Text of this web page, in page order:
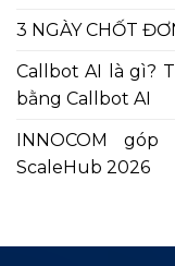
3 NGÀY CHỐT
Callbot AI là gì?
bằng Callbot AI
INNOCOM
ScaleHub 2026